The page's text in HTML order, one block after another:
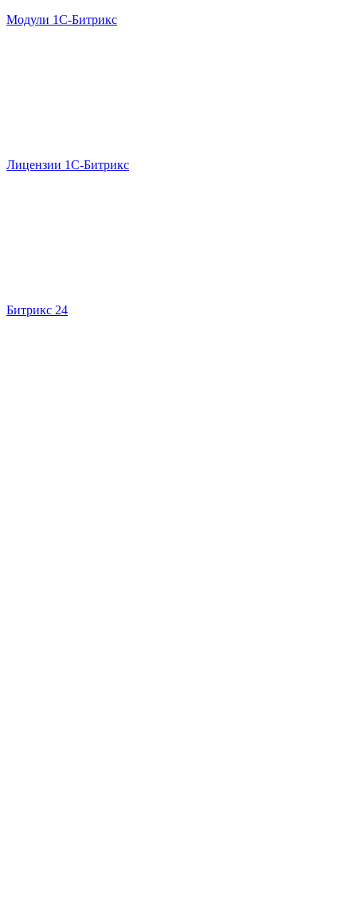
Модули 1С-Битрикс
Лицензии 1С-Битрикс
Битрикс 24